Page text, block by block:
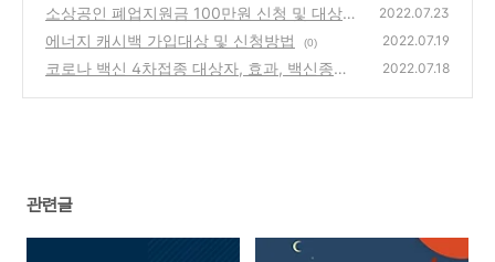
원 신청방법
(0)
소상공인 폐업지원금 100만원 신청 및 대상자
조회
(1)
2022.07.23
에너지 캐시백 가입대상 및 신청방법 (0) 2022.07.19
코로나 백신 4차접종 대상자, 효과, 백신종류 2022.07.18
관련글